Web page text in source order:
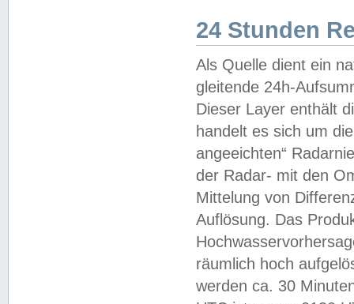
24 Stunden
Als Quelle dient ein
gleitende 24h-
Dieser Layer enthält
handelt es sich um
angeeichten“
der Radar- mit den
Mittelung von
Auflösung. Das
räumlich hoch
werden ca. 30